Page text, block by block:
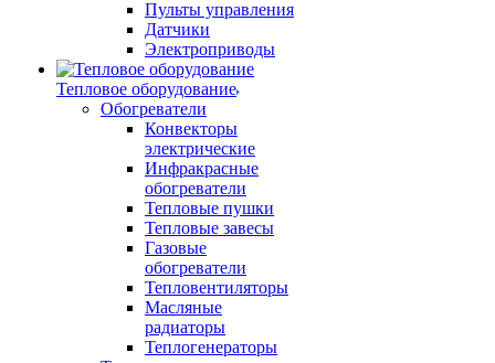
Пульты управления
Датчики
Электроприводы
Тепловое оборудование
Обогреватели
Конвекторы
электрические
Инфракрасные
обогреватели
Тепловые пушки
Тепловые завесы
Газовые
обогреватели
Тепловентиляторы
Масляные
радиаторы
Теплогенераторы